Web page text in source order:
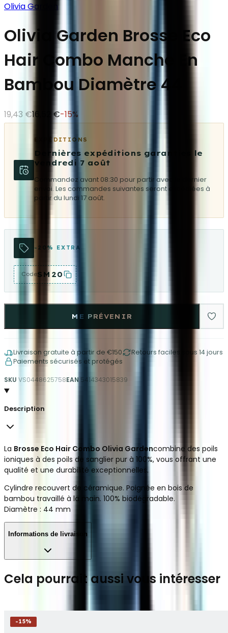
Olivia Garden
Olivia Garden Brosse Eco
Hair Combo Manche En
Bambou Diamètre 44
19,43 €16,52 €-15%
EXPÉDITIONS
Dernières expéditions garanties le
vendredi 7 août
Commandez avant 08:30 pour partir avec le dernier
envoi. Les commandes suivantes seront expédiées à
partir du lundi 17 août.
-20% EXTRA
CodeSM20
ME PRÉVENIR
Livraison gratuite à partir de €150
Retours faciles sous 14 jours
Paiements sécurisés et protégés
SKU VS0448625758EAN 5414343015839
Description
La Brosse Eco Hair Combo Olivia Gardencombine des poils
ioniques à des poils de sanglier pur à 100%, vous offrant une
qualité et une durabilité exceptionnelles.
Cylindre recouvert de céramique. Poignée en bois de
bambou travaillé à la main. 100% biodégradable.
Diamètre : 44 mm
Informations de livraison
Cela pourrait aussi vous intéresser
-15%